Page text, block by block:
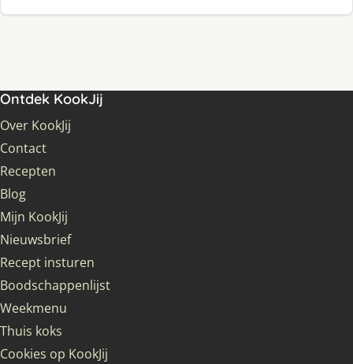
Ontdek KookJij
Over KookJij
Contact
Recepten
Blog
Mijn KookJij
Nieuwsbrief
Recept insturen
Boodschappenlijst
Weekmenu
Thuis koks
Cookies op KookJij